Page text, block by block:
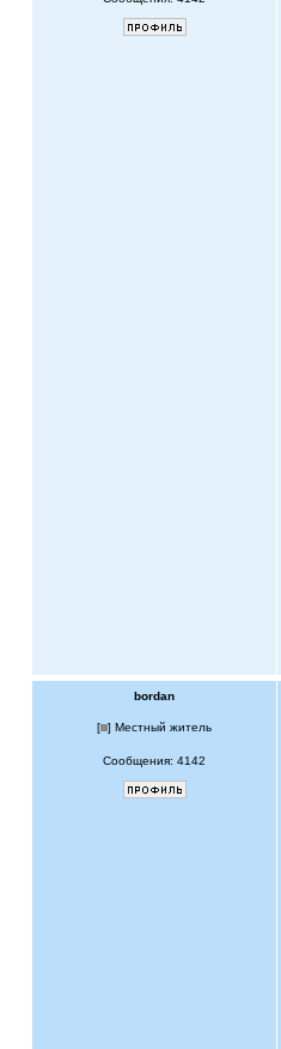
bordan
[ ] Местный житель
Сообщения: 4142